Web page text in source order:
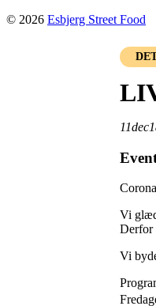
© 2026 Esbjerg Street Food
11dec
Vi
Derfor
Vi